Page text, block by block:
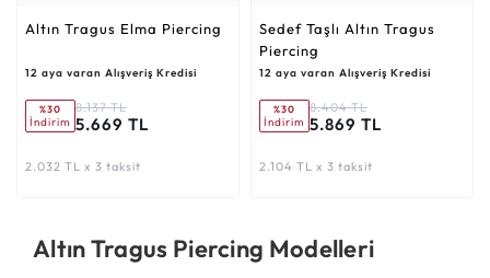
Altın Tragus Elma Piercing
12 aya varan Alışveriş Kredisi
%30
İndirim
8.137 TL
5.669 TL
2.032 TL x 3 taksit
Sedef Taşlı Altın Tragus
Piercing
12 aya varan Alışveriş Kredisi
%30
İndirim
8.404 TL
5.869 TL
2.104 TL x 3 taksit
Altın Tragus Piercing Modelleri